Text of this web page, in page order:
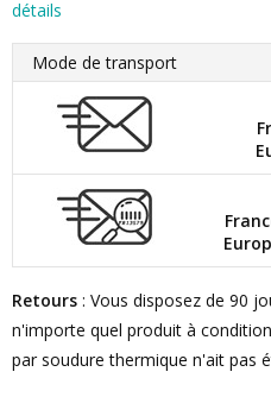
détails
Mode de transport
Retours : Vous disposez de 90
n'importe quel produit à
par soudure thermique n'ait pas